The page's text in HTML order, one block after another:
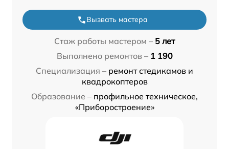
Вызвать мастера
Стаж работы мастером – 5 лет
Выполнено ремонтов – 1 190
Специализация – ремонт стедикамов и
квадрокоптеров
Образование – профильное техническое,
«Приборостроение»